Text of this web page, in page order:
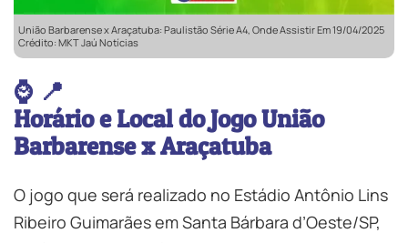
União Barbarense x Araçatuba: Paulistão Série A4, Onde Assistir Em 19/04/2025
Crédito: MKT Jaú Notícias
⌚ 📍
Horário e Local do Jogo União
Barbarense x Araçatuba
O jogo que será realizado no Estádio Antônio Lins
Ribeiro Guimarães em Santa Bárbara d’Oeste/SP,